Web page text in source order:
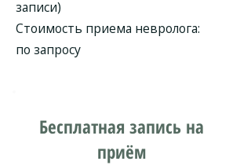
записи)
Стоимость приема невролога:
по запросу
Бесплатная запись на
приём